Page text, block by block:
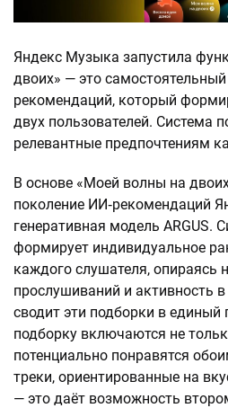
Яндекс Музыка запустила
двоих» — это
рекомендаций, который
двух пользователей. Система
релевантные предпочтениям
В основе «Моей волны на
поколение ИИ‑рекомендаций
генеративная модель ARGUS.
формирует индивидуальное
каждого слушателя, опираясь
прослушиваний и активность в
сводит эти подборки в единый
подборку включаются не
потенциально понравятся
треки, ориентированные на
— это даёт возможность